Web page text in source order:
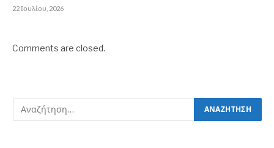
22 Ιουλίου, 2026
Comments are closed.